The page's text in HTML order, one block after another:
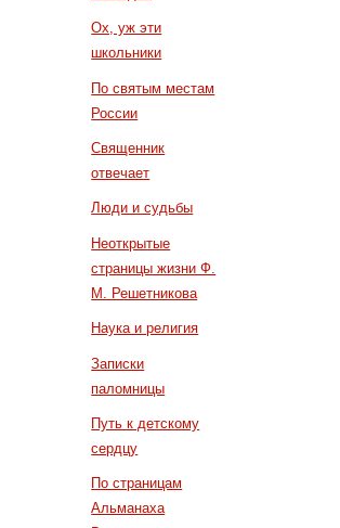
Ох, уж эти
школьники
По святым местам
России
Священник
отвечает
Люди и судьбы
Неоткрытые
страницы жизни Ф.
М. Решетникова
Наука и религия
Записки
паломницы
Путь к детскому
сердцу
По страницам
Альманаха